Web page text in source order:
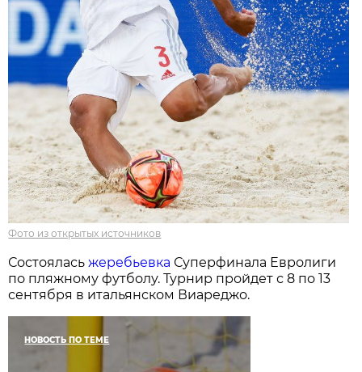
Фото из открытых источников
Состояласьжеребьевка Суперфинала Евролиги
по пляжному футболу. Турнир пройдет с 8 по 13
сентября в итальянском Виареджо.
НОВОСТЬ ПО ТЕМЕ